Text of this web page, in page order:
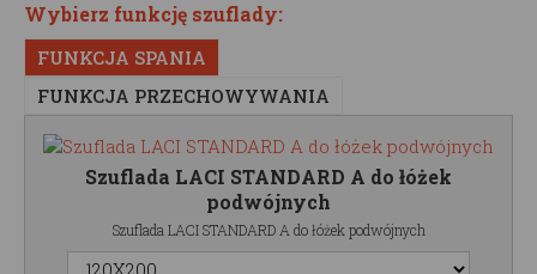
Wybierz funkcję szuflady:
FUNKCJA SPANIA
FUNKCJA PRZECHOWYWANIA
Szuflada LACI STANDARD A do łóżek
podwójnych
Szuflada LACI STANDARD A do łóżek podwójnych